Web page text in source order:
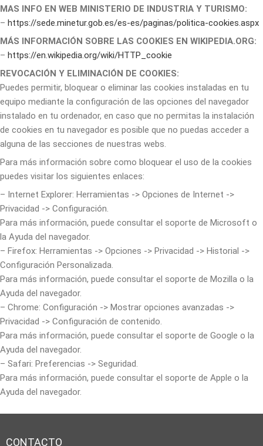
MAS INFO EN WEB MINISTERIO DE INDUSTRIA Y TURISMO:
– https://sede.minetur.gob.es/es-es/paginas/politica-cookies.aspx
MÁS INFORMACIÓN SOBRE LAS COOKIES EN WIKIPEDIA.ORG:
– https://en.wikipedia.org/wiki/HTTP_cookie
REVOCACIÓN Y ELIMINACIÓN DE COOKIES:
Puedes permitir, bloquear o eliminar las cookies instaladas en tu
equipo mediante la configuración de las opciones del navegador
instalado en tu ordenador, en caso que no permitas la instalación
de cookies en tu navegador es posible que no puedas acceder a
alguna de las secciones de nuestras webs.
Para más información sobre como bloquear el uso de la cookies
puedes visitar los siguientes enlaces:
– Internet Explorer: Herramientas -> Opciones de Internet ->
Privacidad -> Configuración.
Para más información, puede consultar el soporte de Microsoft o
la Ayuda del navegador.
– Firefox: Herramientas -> Opciones -> Privacidad -> Historial ->
Configuración Personalizada.
Para más información, puede consultar el soporte de Mozilla o la
Ayuda del navegador.
– Chrome: Configuración -> Mostrar opciones avanzadas ->
Privacidad -> Configuración de contenido.
Para más información, puede consultar el soporte de Google o la
Ayuda del navegador.
– Safari: Preferencias -> Seguridad.
Para más información, puede consultar el soporte de Apple o la
Ayuda del navegador.
CONTACTO